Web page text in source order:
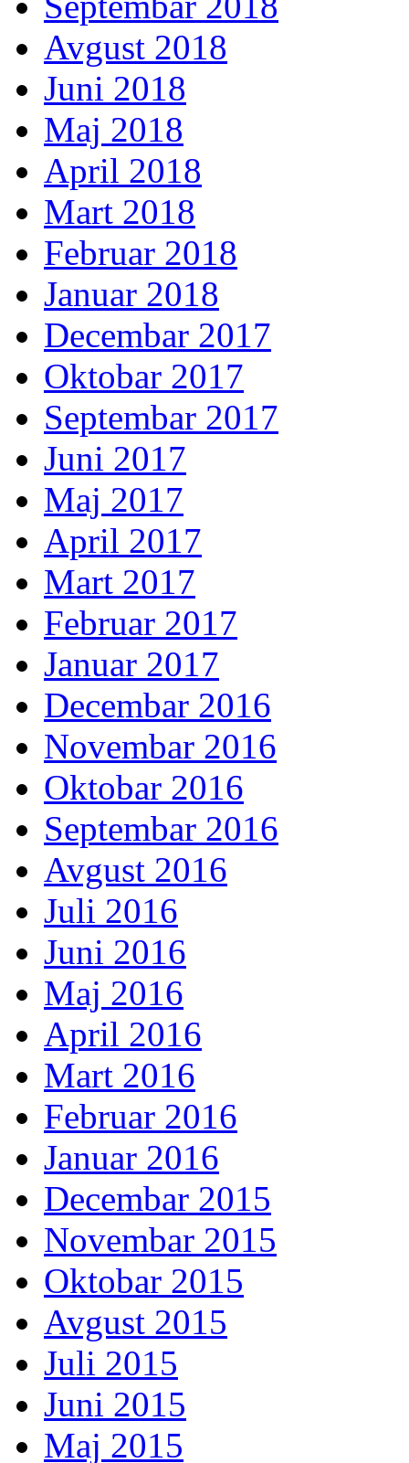
Avgust 2018
Juni 2018
Maj 2018
April 2018
Mart 2018
Februar 2018
Januar 2018
Decembar 2017
Oktobar 2017
Septembar 2017
Juni 2017
Maj 2017
April 2017
Mart 2017
Februar 2017
Januar 2017
Decembar 2016
Novembar 2016
Oktobar 2016
Septembar 2016
Avgust 2016
Juli 2016
Juni 2016
Maj 2016
April 2016
Mart 2016
Februar 2016
Januar 2016
Decembar 2015
Novembar 2015
Oktobar 2015
Avgust 2015
Juli 2015
Juni 2015
Maj 2015